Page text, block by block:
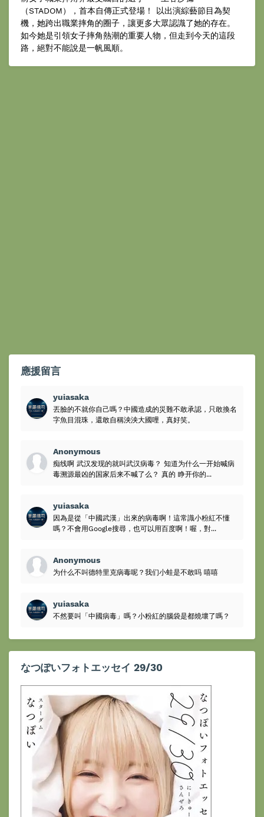
（STADOM），首本自傳正式登場！ 以出演綜藝節目為契
機，她跨出職業摔角的圈子，讓更多大眾認識了她的存在。
如今她是引領女子摔角熱潮的重要人物，但走到今天的這段
路，絕對不能說是一帆風順。
應援留言
yuiasaka
丟臉的不就你自己嗎？中國造成的災難不敢承認，只敢換名
字魚目混珠，還敢自稱泱泱大國哩，真好笑。
Anonymous
痴线啊 武汉发现的就叫武汉病毒？ 知道为什么一开始喊病
毒溯源最凶的国家后来不喊了么？ 真的 睁开你的...
yuiasaka
因為是從「中國武漢」出來的病毒啊！這常識小粉紅不懂
嗎？不會用Google搜尋，也可以用百度啊！喔，對...
Anonymous
为什么不叫德特里克病毒呢？我们小蛙是不敢吗 嘻嘻
yuiasaka
不然要叫「中國病毒」嗎？小粉紅的腦袋是都燒壞了嗎？
なつぽいフォトエッセイ 29/30